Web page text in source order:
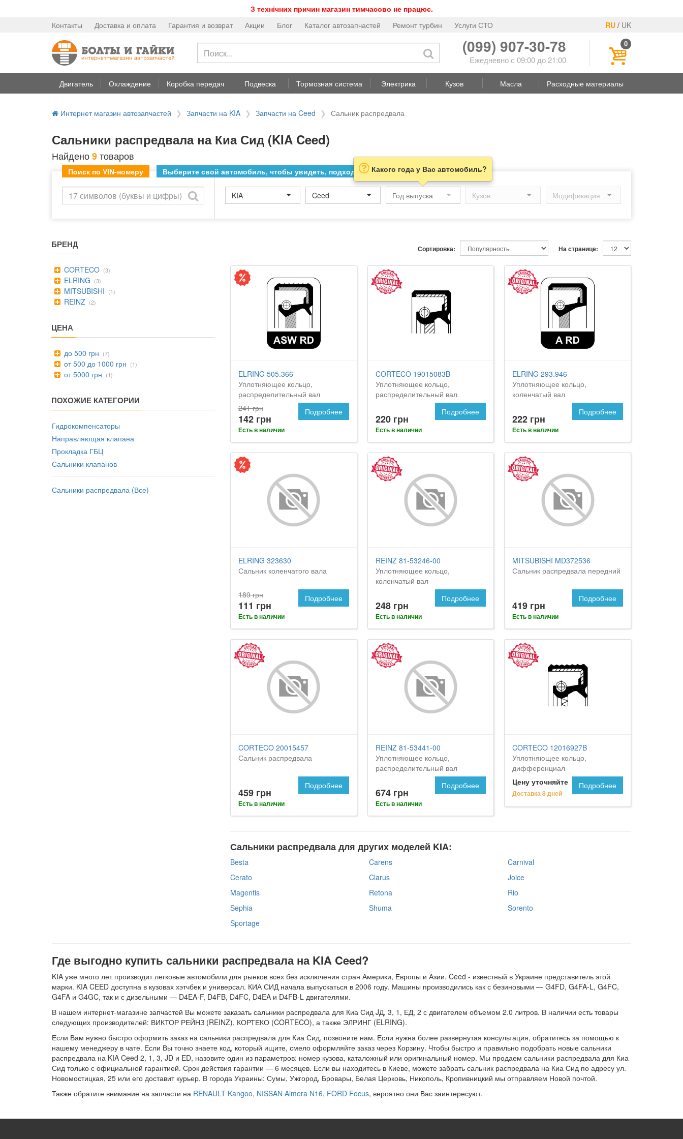
З технічних причин магазин тимчасово не працює.
RU / UK
Контакты Доставка и оплата Гарантия и возврат Акции Блог Каталог автозапчастей Ремонт турбин Услуги СТО
(099) 907-30-78
Ежедневно с 09:00 до 21:00
0
Двигатель Охлаждение Коробка передач Подвеска Тормозная система Электрика Кузов Масла Расходные материалы
Интернет магазин автозапчастей Запчасти на KIA Запчасти на Ceed Сальник распредвала
Сальники распредвала на Киа Сид (KIA Ceed)
Найдено9товаров
Поиск по VIN-номеру Выберите свой автомобиль, чтобы увидеть, подходит ли товар к нему
KIA Ceed
Какого года у Вас автомобиль?
БРЕНД
CORTECO (3)
ELRING (3)
MITSUBISHI (1)
REINZ (2)
ЦЕНА
до 500 грн (7)
от 500 до 1000 грн (1)
от 5000 грн (1)
ПОХОЖИЕ КАТЕГОРИИ
Гидрокомпенсаторы
Направляющая клапана
Прокладка ГБЦ
Сальники клапанов
Сальники распредвала (Все)
На странице:
Сортировка:
ELRING 505.366
Уплотняющее кольцо,
распределительный вал
241 грн
142 грн
Есть в наличии
Подробнее
CORTECO 19015083B
Уплотняющее кольцо,
распределительный вал
220 грн
Есть в наличии
Подробнее
ELRING 293.946
Уплотняющее кольцо,
коленчатый вал
222 грн
Есть в наличии
Подробнее
ELRING 323630
Сальник коленчатого вала
189 грн
111 грн
Есть в наличии
Подробнее
REINZ 81-53246-00
Уплотняющее кольцо,
коленчатый вал
248 грн
Есть в наличии
Подробнее
MITSUBISHI MD372536
Сальник распредвала передний
419 грн
Есть в наличии
Подробнее
CORTECO 20015457
Сальник распредвала
459 грн
Есть в наличии
Подробнее
REINZ 81-53441-00
Уплотняющее кольцо,
распределительный вал
674 грн
Есть в наличии
Подробнее
CORTECO 12016927B
Уплотняющее кольцо,
дифференциал
Цену уточняйте
Доставка 8 дней
Подробнее
Сальники распредвала для других моделей KIA:
Besta Carens
Carnival
Cerato
Clarus
Joice
Magentis
Retona
Rio
Sephia
Shuma
Sorento
Sportage
Где выгодно купить сальники распредвала на KIA Ceed?
KIA уже много лет производит легковые автомобили для рынков всех без исключения стран Америки, Европы и Азии. Ceed - известный в Украине представитель этой
марки. KIA CEED доступна в кузовах хэтчбек и универсал. КИА СИД начала выпускаться в 2006 году. Машины производились как с безиновыми — G4FD, G4FA-L, G4FC,
G4FA и G4GC, так и с дизельными — D4EA-F, D4FB, D4FC, D4EA и D4FB-L двигателями.
В нашем интернет-магазине запчастей Вы можете заказать сальники распредвала для Киа Сид JД, 3, 1, ЕД, 2 с двигателем объемом 2.0 литров. В наличии есть товары
следующих производителей: ВИКТОР РЕЙНЗ (REINZ), КОРТЕКО (CORTECO), а также ЭЛРИНГ (ELRING).
Если Вам нужно быстро оформить заказ на сальники распредвала для Киа Сид, позвоните нам. Если нужна более развернутая консультация, обратитесь за помощью к
нашему менеджеру в чате. Если Вы точно знаете код, который ищите, смело оформляйте заказ через Корзину. Чтобы быстро и правильно подобрать новые сальники
распредвала на KIA Ceed 2, 1, 3, JD и ED, назовите один из параметров: номер кузова, каталожный или оригинальный номер. Мы продаем сальники распредвала для Киа
Сид только с официальной гарантией. Срок действия гарантии — 6 месяцев. Если вы находитесь в Киеве, можете забрать сальник распредвала на Киа Сид по адресу ул.
Новомостицкая, 25 или его доставит курьер. В города Украины: Сумы, Ужгород, Бровары, Белая Церковь, Никополь, Кропивницкий мы отправляем Новой почтой.
Также обратите внимание на запчасти на RENAULT Kangoo, NISSAN Almera N16, FORD Focus, вероятно они Вас заинтересуют.